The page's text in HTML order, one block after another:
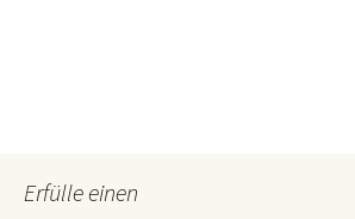
Erfülle einen